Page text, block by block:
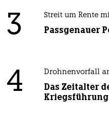
3 Streit um Rente
Passgenauer
4 Drohnenvorfall
Das Zeitalter
Kriegsführung